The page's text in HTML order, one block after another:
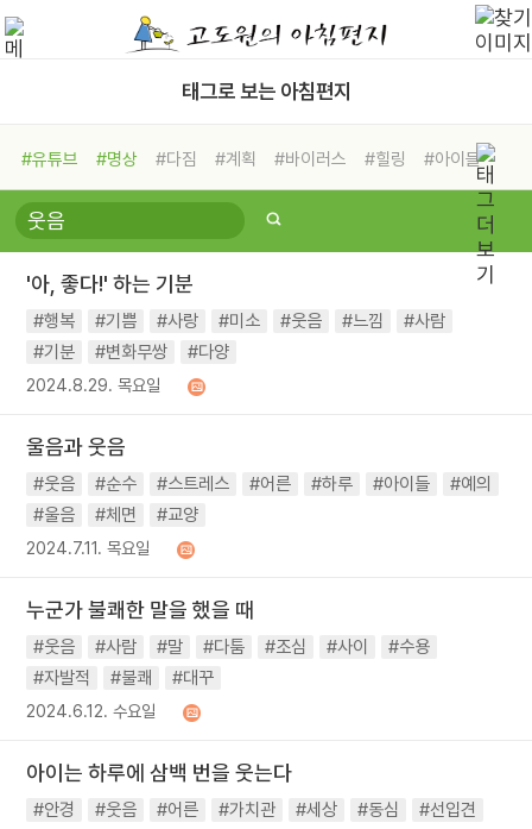
태그로 보는 아침편지
#유튜브 #명상 #다짐 #계획 #바이러스 #힐링
#아이들
#비전캠프
#독서캠프 #삶
#희망
#나눔 #친구 #링컨학교
#독서
#건강 #면역력
'아, 좋다!' 하는 기분
#행복 #기쁨 #사랑 #미소 #웃음 #느낌
#사람
#기분
#변화무쌍 #다양
2024.8.29. 목요일
울음과 웃음
#웃음 #순수 #스트레스 #어른 #하루 #아이들
#예의
#울음
#체면 #교양
2024.7.11. 목요일
누군가 불쾌한 말을 했을 때
#웃음 #사람 #말 #다툼 #조심 #사이
#수용
#자발적
#불쾌 #대꾸
2024.6.12. 수요일
아이는 하루에 삼백 번을 웃는다
#안경 #웃음 #어른 #가치관 #세상 #동심
#선입견